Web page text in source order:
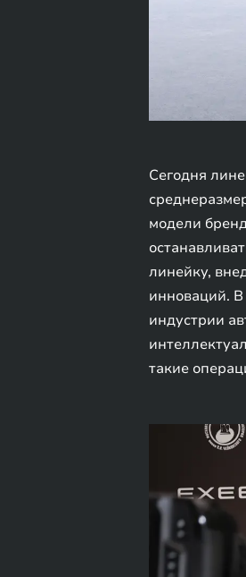
Сегодня
модели
линейку,
инноваций.
индустрии
такие